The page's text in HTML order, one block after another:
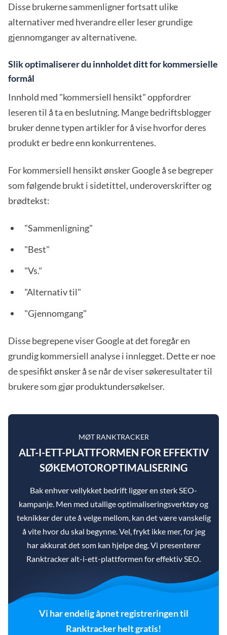
Disse brukerne sammenligner fortsatt ulike
alternativer med hverandre eller leser grundige
gjennomganger av alternativene.
Slik optimaliserer du innholdet ditt for kommersielle
formål
Innhold med "kommersiell hensikt" oppfordrer
leseren til å ta en beslutning. Mange bedriftsblogger
bruker denne typen artikler for å vise hvorfor deres
produkt er bedre enn konkurrentenes.
For kommersiell hensikt ønsker Google å se begreper
som følgende brukt i sidetittel, underoverskrifter og
brødtekst:
"Sammenligning"
"Best"
"Vs."
"Alternativ til"
"Gjennomgang"
Disse begrepene viser Google at det foregår en
grundig kommersiell analyse i innlegget. Dette er noe
de spesifikt ønsker å se når de viser søkeresultater til
brukere som gjør produktundersøkelser.
MØT RANKTRACKER
ALT-I-ETT-PLATTFORMEN FOR EFFEKTIV
SØKEMOTOROPTIMALISERING
Bak enhver vellykket bedrift ligger en sterk SEO-
kampanje. Men med utallige optimaliseringsverktøy og
teknikker der ute å velge mellom, kan det være vanskelig
å vite hvor du skal begynne. Vel, frykt ikke mer, for jeg
har akkurat det som kan hjelpe deg. Vi presenterer
Ranktracker alt-i-ett-plattformen for effektiv SEO.
Vi har endelig åpnet registreringen til
Ranktracker helt gratis!